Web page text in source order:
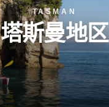
TASMAN
塔斯曼地区